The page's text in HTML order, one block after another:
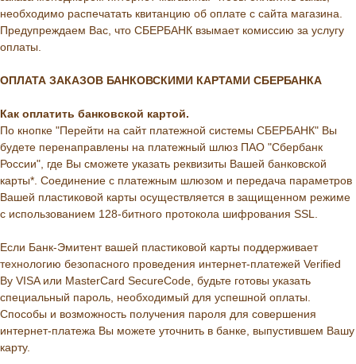
необходимо распечатать квитанцию об оплате с сайта магазина.
Предупреждаем Вас, что СБЕРБАНК взымает комиссию за услугу
оплаты.
ОПЛАТА ЗАКАЗОВ БАНКОВСКИМИ КАРТАМИ СБЕРБАНКА
Как оплатить банковской картой.
По кнопке "Перейти на сайт платежной системы СБЕРБАНК" Вы
будете перенаправлены на платежный шлюз ПАО "Сбербанк
России", где Вы сможете указать реквизиты Вашей банковской
карты*. Соединение с платежным шлюзом и передача параметров
Вашей пластиковой карты осуществляется в защищенном режиме
с использованием 128-битного протокола шифрования SSL.
Если Банк-Эмитент вашей пластиковой карты поддерживает
технологию безопасного проведения интернет-платежей Verified
By VISA или MasterCard SecureCode, будьте готовы указать
специальный пароль, необходимый для успешной оплаты.
Способы и возможность получения пароля для совершения
интернет-платежа Вы можете уточнить в банке, выпустившем Вашу
карту.